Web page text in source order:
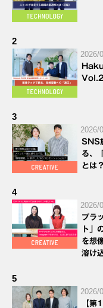
2
2026/
Vol.2
3
2026/
SNS
る、
とは？
4
2026/
プラ
ト」
を想
溶け
5
2026/
【第